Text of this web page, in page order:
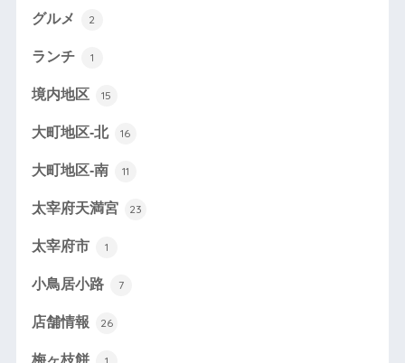
グルメ 2
ランチ 1
境内地区 15
大町地区-北 16
大町地区-南 11
太宰府天満宮 23
太宰府市 1
小鳥居小路 7
店舗情報 26